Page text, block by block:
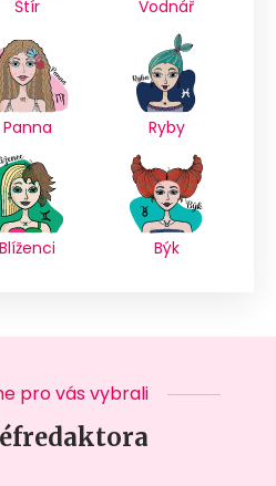
Štír Vodnář
Panna Ryby
Blíženci Býk
pro vás vybrali